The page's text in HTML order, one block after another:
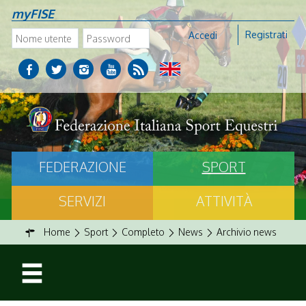
myFISE
Accedi Registrati
FEDERAZIONE
SPORT
SERVIZI
ATTIVITÀ
Home Sport Completo News Archivio news